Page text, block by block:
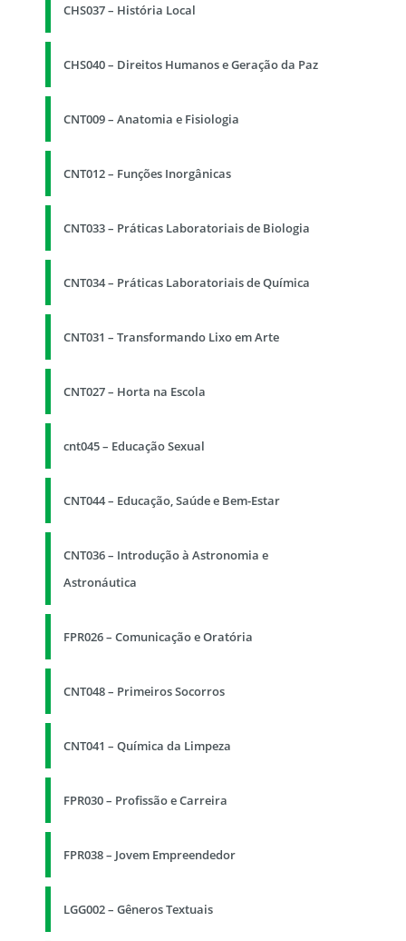
CHS037 – História Local
CHS040 – Direitos Humanos e Geração da Paz
CNT009 – Anatomia e Fisiologia
CNT012 – Funções Inorgânicas
CNT033 – Práticas Laboratoriais de Biologia
CNT034 – Práticas Laboratoriais de Química
CNT031 – Transformando Lixo em Arte
CNT027 – Horta na Escola
cnt045 – Educação Sexual
CNT044 – Educação, Saúde e Bem-Estar
CNT036 – Introdução à Astronomia e
Astronáutica
FPR026 – Comunicação e Oratória
CNT048 – Primeiros Socorros
CNT041 – Química da Limpeza
FPR030 – Profissão e Carreira
FPR038 – Jovem Empreendedor
LGG002 – Gêneros Textuais